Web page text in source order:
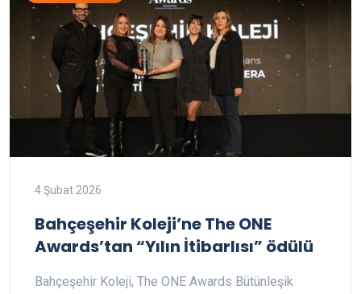
4 Şubat 2026
Bahçeşehir Koleji’ne The ONE
Awards’tan “Yılın İtibarlısı” ödülü
Bahçeşehir Koleji, The ONE Awards Bütünleşik